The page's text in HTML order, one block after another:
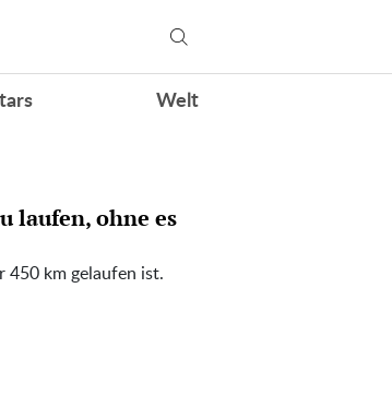
Welt
laufen, ohne es
450 km gelaufen ist.